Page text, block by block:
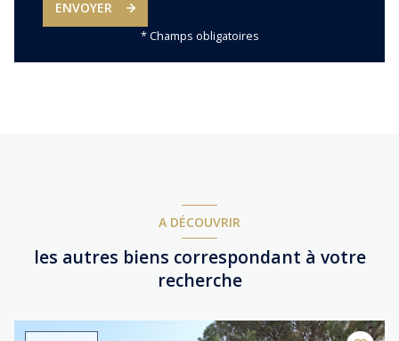
ENVOYER
* Champs obligatoires
A DÉCOUVRIR
les autres biens correspondant à votre
recherche